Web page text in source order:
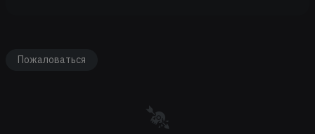
Пожаловаться